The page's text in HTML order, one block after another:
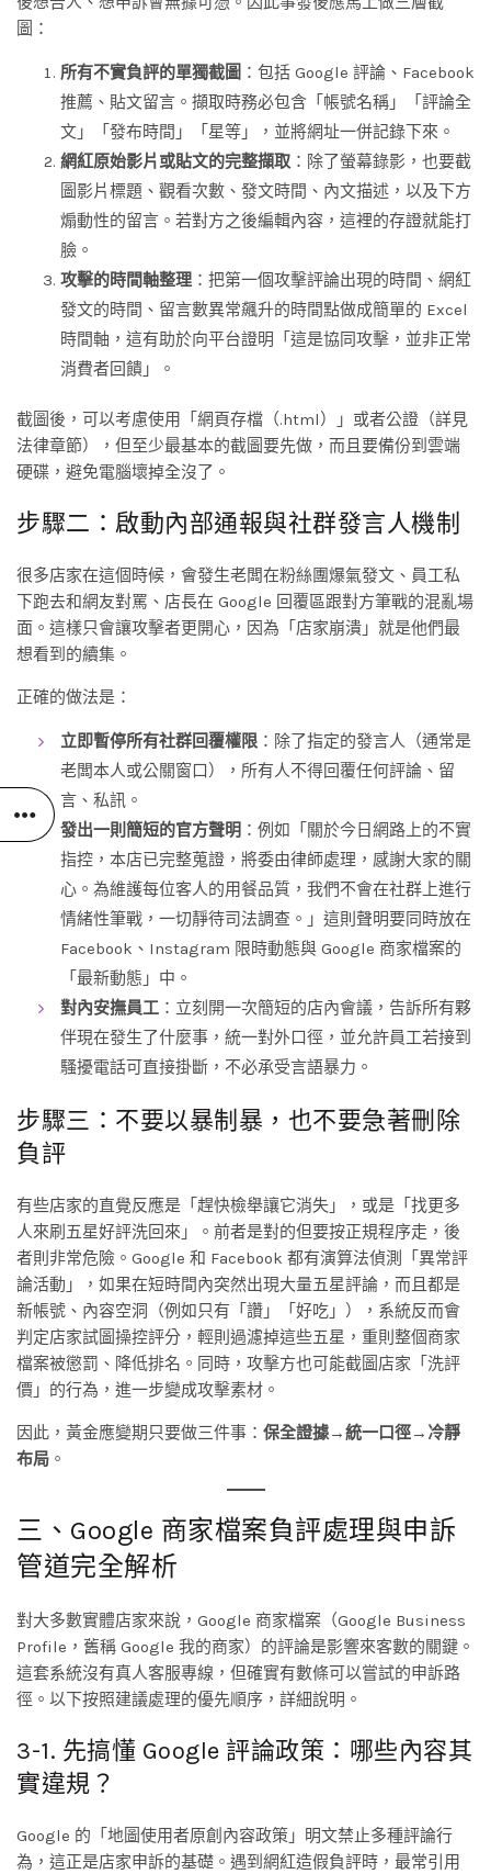
圖：
所有不實負評的單獨截圖 ：包括 Google 評論、Facebook
推薦、貼文留言。擷取時務必包含「帳號名稱」「評論全
文」「發布時間」「星等」，並將網址一併記錄下來。
網紅原始影片或貼文的完整擷取 ：除了螢幕錄影，也要截
圖影片標題、觀看次數、發文時間、內文描述，以及下方
煽動性的留言。若對方之後編輯內容，這裡的存證就能打
臉。
攻擊的時間軸整理 ：把第一個攻擊評論出現的時間、網紅
發文的時間、留言數異常飆升的時間點做成簡單的 Excel
時間軸，這有助於向平台證明「這是協同攻擊，並非正常
消費者回饋」。
截圖後，可以考慮使用「網頁存檔（.html）」或者公證（詳見
法律章節），但至少最基本的截圖要先做，而且要備份到雲端
硬碟，避免電腦壞掉全沒了。
步驟二：啟動內部通報與社群發言人機制
很多店家在這個時候，會發生老闆在粉絲團爆氣發文、員工私
下跑去和網友對罵、店長在 Google 回覆區跟對方筆戰的混亂場
面。這樣只會讓攻擊者更開心，因為「店家崩潰」就是他們最
想看到的續集。
正確的做法是：
立即暫停所有社群回覆權限 ：除了指定的發言人（通常是
老闆本人或公關窗口），所有人不得回覆任何評論、留
言、私訊。
發出一則簡短的官方聲明 ：例如「關於今日網路上的不實
指控，本店已完整蒐證，將委由律師處理，感謝大家的關
心。為維護每位客人的用餐品質，我們不會在社群上進行
情緒性筆戰，一切靜待司法調查。」這則聲明要同時放在
Facebook、Instagram 限時動態與 Google 商家檔案的
「最新動態」中。
對內安撫員工 ：立刻開一次簡短的店內會議，告訴所有夥
伴現在發生了什麼事，統一對外口徑，並允許員工若接到
騷擾電話可直接掛斷，不必承受言語暴力。
步驟三：不要以暴制暴，也不要急著刪除
負評
有些店家的直覺反應是「趕快檢舉讓它消失」，或是「找更多
人來刷五星好評洗回來」。前者是對的但要按正規程序走，後
者則非常危險。Google 和 Facebook 都有演算法偵測「異常評
論活動」，如果在短時間內突然出現大量五星評論，而且都是
新帳號、內容空洞（例如只有「讚」「好吃」），系統反而會
判定店家試圖操控評分，輕則過濾掉這些五星，重則整個商家
檔案被懲罰、降低排名。同時，攻擊方也可能截圖店家「洗評
價」的行為，進一步變成攻擊素材。
因此，黃金應變期只要做三件事： 保全證據→統一口徑→冷靜
布局 。
三、Google 商家檔案負評處理與申訴
管道完全解析
對大多數實體店家來說，Google 商家檔案（Google Business
Profile，舊稱 Google 我的商家）的評論是影響來客數的關鍵。
這套系統沒有真人客服專線，但確實有數條可以嘗試的申訴路
徑。以下按照建議處理的優先順序，詳細說明。
3-1. 先搞懂 Google 評論政策：哪些內容其
實違規？
Google 的「地圖使用者原創內容政策」明文禁止多種評論行
為，這正是店家申訴的基礎。遇到網紅造假負評時，最常引用